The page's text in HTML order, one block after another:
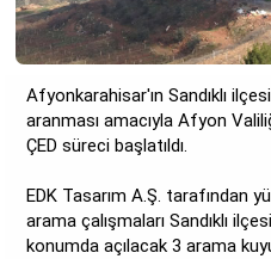
Afyonkarahisar'ın Sandıklı
aranması amacıyla Afyon
ÇED süreci başlatıldı.
EDK Tasarım A.Ş. tarafından
arama çalışmaları Sandıklı
konumda açılacak 3 arama